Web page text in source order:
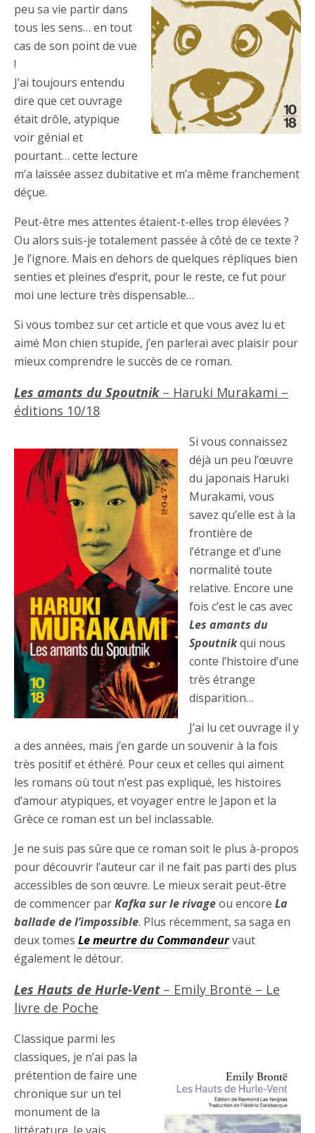
peu sa vie partir dans
tous les sens… en tout
cas de son point de vue
!
J’ai toujours entendu
dire que cet ouvrage
était drôle, atypique
voir génial et
pourtant… cette lecture
m’a laissée assez dubitative et m’a même franchement
déçue.
Peut-être mes attentes étaient-t-elles trop élevées ?
Ou alors suis-je totalement passée à côté de ce texte ?
Je l’ignore. Mais en dehors de quelques répliques bien
senties et pleines d’esprit, pour le reste, ce fut pour
moi une lecture très dispensable…
Si vous tombez sur cet article et que vous avez lu et
aimé Mon chien stupide, j’en parlerai avec plaisir pour
mieux comprendre le succès de ce roman.
Les amants du Spoutnik– Haruki Murakami –
éditions 10/18
Si vous connaissez
déjà un peu l’œuvre
du japonais Haruki
Murakami, vous
savez qu’elle est à la
frontière de
l’étrange et d’une
normalité toute
relative. Encore une
fois c’est le cas avec
Les amants du
Spoutnikqui nous
conte l’histoire d’une
très étrange
disparition…
J’ai lu cet ouvrage il y
a des années, mais j’en garde un souvenir à la fois
très positif et éthéré. Pour ceux et celles qui aiment
les romans où tout n’est pas expliqué, les histoires
d’amour atypiques, et voyager entre le Japon et la
Grèce ce roman est un bel inclassable.
Je ne suis pas sûre que ce roman soit le plus à-propos
pour découvrir l’auteur car il ne fait pas parti des plus
accessibles de son œuvre. Le mieux serait peut-être
de commencer parKafka sur le rivageou encore La
ballade de l’impossible. Plus récemment, sa saga en
deux tomes Le meurtre du Commandeurvaut
également le détour.
Les Hauts de Hurle-Vent– Emily Brontë – Le
livre de Poche
Classique parmi les
classiques, je n’ai pas la
prétention de faire une
chronique sur un tel
monument de la